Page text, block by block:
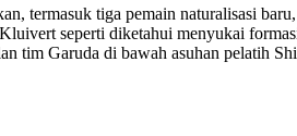
termasuk tiga pemain naturalisasi
seperti diketahui menyukai
tim Garuda di bawah asuhan pelatih